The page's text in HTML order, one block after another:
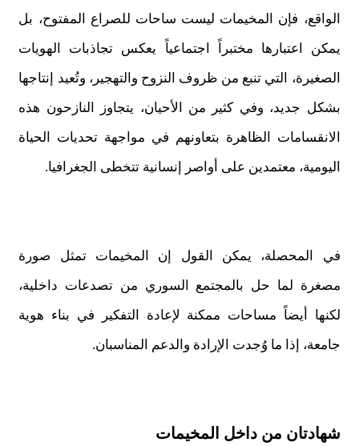
الواقع، فإن المخيمات ليست ساحات للصراع المفتوح، بل
يمكن اعتبارها مختبراً اجتماعياً يعكس تجاذبات الهويات
الصغيرة، التي تنبع من ظروف النزوح والتهجير، وتُعيد إنتاجها
بشكل جديد، وفي كثير من الأحيان، يتجاوز النازحون هذه
الانقسامات الظاهرة بتعاونهم في مواجهة تحديات الحياة
اليومية، معتمدين على أواصر إنسانية تتخطى الجغرافيا.
في المحصلة، يمكن القول إن المخيمات تمثل صورة
مصغرة لما حل بالمجتمع السوري من تصدعات داخلية،
لكنها أيضاً مساحات ممكنة لإعادة التفكير في بناء هوية
جامعة، إذا ما وُجدت الإرادة والدعم المناسبان.
شهادتان من داخل المخيمات